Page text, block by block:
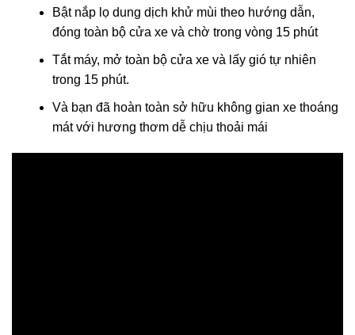
Bật nắp lọ dung dịch khử mùi theo hướng dẫn,
đóng toàn bộ cửa xe và chờ trong vòng 15 phút
Tắt máy, mở toàn bộ cửa xe và lấy gió tự nhiên
trong 15 phút.
Và bạn đã hoàn toàn sở hữu không gian xe thoáng
mát với hương thơm dễ chịu thoải mái